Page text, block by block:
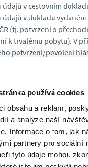
používá cookies
obsahu a reklam,
a analýze naší
Informace o tom, jak
partnery pro sociální
tyto údaje mohou
údajů v cestovním
údajů v dokladu
(tj. potvrzení o
k trvalému pobytu). V
potvrzení/povolení
že cizinci EU tuto
instituce různá čísla.
jim na žádost
Evidenční číslo pojištěnce
Toto číslo je odlišné od
Pokud si cizinec zažádá
na dotčených institucích o